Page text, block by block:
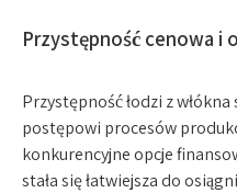
Przystępność cenowa i
Przystępność łodzi z
postępowi procesów
konkurencyjne opcje
stała się łatwiejsza do